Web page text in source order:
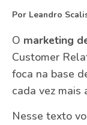
Por Leandro
O marketing
Customer
foca na base
cada vez mais
Nesse texto